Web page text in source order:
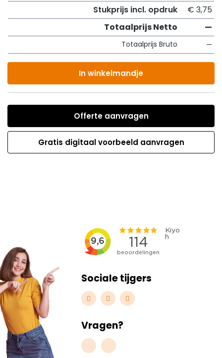
Stukprijs incl. opdruk
€ 3,75
Totaalprijs Netto
—
Totaalprijs Bruto —
In winkelmandje
Offerte aanvragen
Gratis digitaal voorbeeld aanvragen
Sociale tijgers
Vragen?